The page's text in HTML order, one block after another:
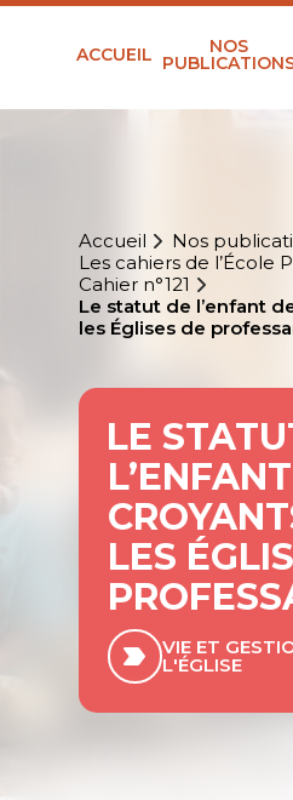
ACCUEIL NOS
Accueil
Nos
Les cahiers de l’École
Cahier n°121
Le statut de l’enfant
les Églises de
LE
LES
VIE ET
L'ÉGLISE